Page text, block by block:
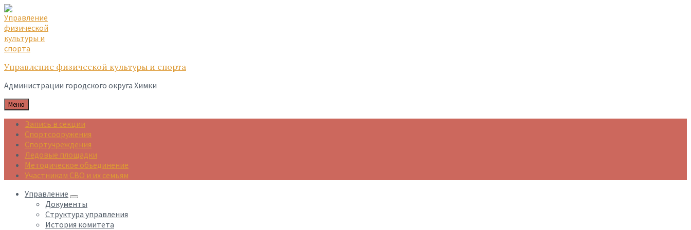
Skip
to
content
Skip
to
main
navigation
Skip
to
footer
Управление физической культуры и спорта
Администрации городского округа Химки
Меню
Запись в секции
Спортсооружения
Спортучреждения
Ледовые площадки
Методическое объединение
Участникам СВО и их семьям
Управление
Документы
Структура управления
История комитета